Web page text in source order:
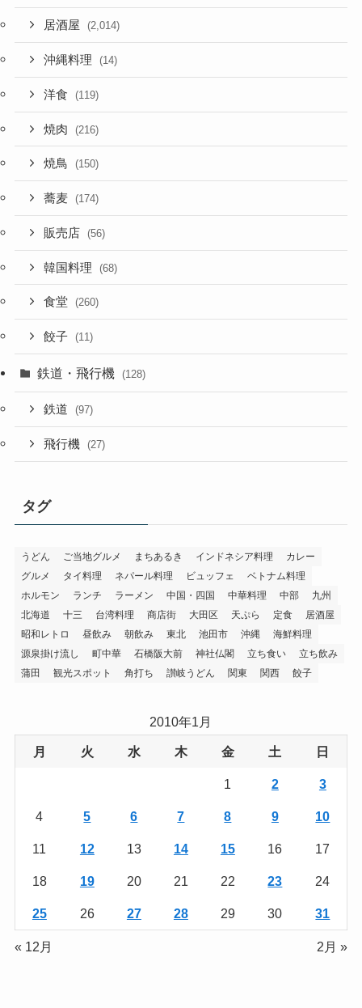
居酒屋 (2,014)
沖縄料理 (14)
洋食 (119)
焼肉 (216)
焼鳥 (150)
蕎麦 (174)
販売店 (56)
韓国料理 (68)
食堂 (260)
餃子 (11)
鉄道・飛行機 (128)
鉄道 (97)
飛行機 (27)
タグ
うどん ご当地グルメ まちあるき インドネシア料理
カレー
グルメ
タイ料理 ネパール料理 ビュッフェ
ベトナム料理
ホルモン
ランチ ラーメン 中国・四国 中華料理 中部
九州
北海道
十三 台湾料理 商店街 大田区 天ぷら 定食
居酒屋
昭和レトロ
昼飲み 朝飲み 東北 池田市 沖縄
海鮮料理
源泉掛け流し
町中華 石橋阪大前 神社仏閣 立ち食い
立ち飲み
蒲田
観光スポット 角打ち 讃岐うどん 関東 関西 餃子
2010年1月
月 火 水 木 金 土 日
1 2 3
4 5 6 7 8 9 10
11 12 13 14 15 16 17
18 19 20 21 22 23 24
25 26 27 28 29 30 31
« 12月 2月 »